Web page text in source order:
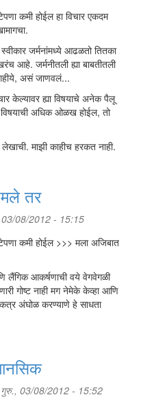
कमी होईल हा विचार एकदम
जर्मनांमध्ये आढळतो तितका
आहे. जर्मनीतली ह्या बाबतीतली
असं जाणवलं...
केल्यावर ह्या विषयाचे अनेक पैलू
अधिक ओळख होईल, तो
माझी काहीच हरकत नाही.
तर
08/2012 - 15:15
कमी होईल >>> मला अजिबात
आकर्षणाची वये वेगवेगळी
गोष्ट नाही मग नेमेके केव्हा आणि
अंघोळ करण्याणे हे साधता
03/08/2012 - 15:52